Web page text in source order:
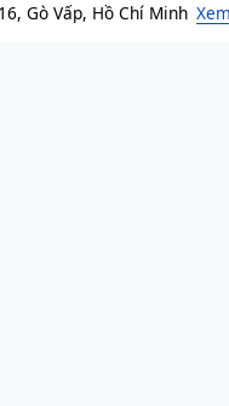
Gò Vấp, Hồ Chí Minh